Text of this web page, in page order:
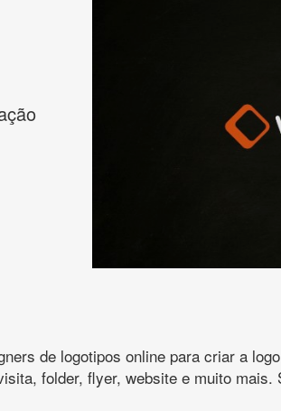
de logotipos online para criar a
folder, flyer, website e muito